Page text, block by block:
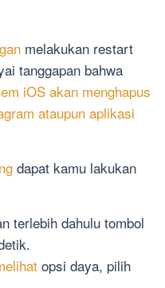
melakukan restart
tanggapan bahwa
iOS akan menghapus
ataupun aplikasi
dapat kamu lakukan
terlebih dahulu tombol
opsi daya, pilih